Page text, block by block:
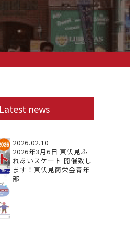
Latest news
2026.02.10
2026年3月6日 東伏見ふ
れあいスケート 開催致し
ます！東伏見商栄会青年
部